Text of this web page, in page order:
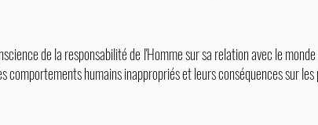
de la responsabilité de l'Homme sur sa relation avec le
humains inappropriés et leurs conséquences sur